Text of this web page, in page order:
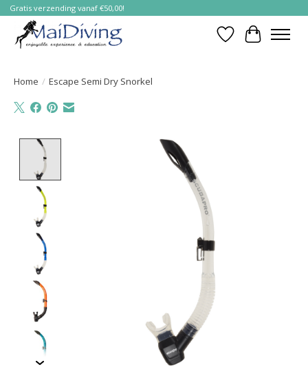
Gratis verzending vanaf €50,00!
Verlanglijst
Home / Escape Semi Dry Snorkel
Product image slideshow Items